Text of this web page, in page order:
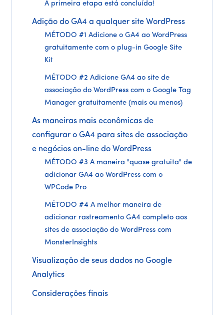
A primeira etapa está concluída!
Adição do GA4 a qualquer site WordPress
MÉTODO #1 Adicione o GA4 ao WordPress
gratuitamente com o plug-in Google Site
Kit
MÉTODO #2 Adicione GA4 ao site de
associação do WordPress com o Google Tag
Manager gratuitamente (mais ou menos)
As maneiras mais econômicas de
configurar o GA4 para sites de associação
e negócios on-line do WordPress
MÉTODO #3 A maneira "quase gratuita" de
adicionar GA4 ao WordPress com o
WPCode Pro
MÉTODO #4 A melhor maneira de
adicionar rastreamento GA4 completo aos
sites de associação do WordPress com
MonsterInsights
Visualização de seus dados no Google
Analytics
Considerações finais